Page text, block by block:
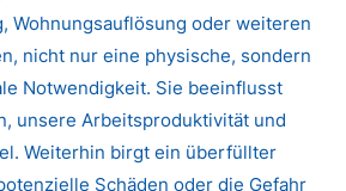
Wohnungsauflösung oder weiteren
nicht nur eine physische, sondern
Notwendigkeit. Sie beeinflusst
unsere Arbeitsproduktivität und
Weiterhin birgt ein überfüllter
Schäden oder die Gefahr